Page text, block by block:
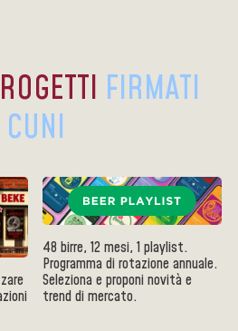
FIRMATI
CUNI
48 birre, 12 mesi, 1 playlist.
Programma di rotazione annuale.
Seleziona e proponi novità e
trend di mercato.